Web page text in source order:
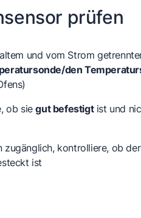
prüfen
und vom Strom
den
ob siegut befestigtist und
zugänglich, kontrolliere, ob der
ist